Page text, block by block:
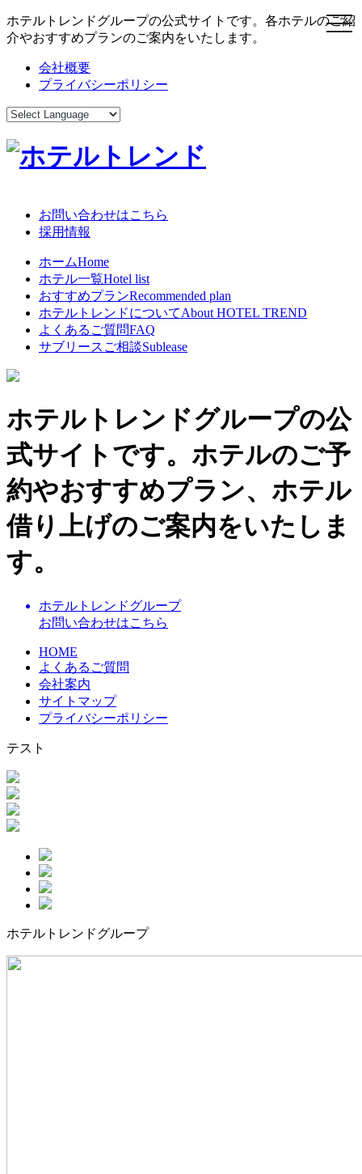
ホテルトレンドグループの公式サイトです。各ホテルのご紹
介やおすすめプランのご案内をいたします。
会社概要
プライバシーポリシー
お問い合わせはこちら
採用情報
ホームHome
ホテル一覧Hotel list
おすすめプランRecommended plan
ホテルトレンドについてAbout HOTEL TREND
よくあるご質問FAQ
サブリースご相談Sublease
ホテルトレンドグループの公
式サイトです。ホテルのご予
約やおすすめプラン、ホテル
借り上げのご案内をいたしま
す。
ホテルトレンドグループ
お問い合わせはこちら
HOME
よくあるご質問
会社案内
サイトマップ
プライバシーポリシー
テスト
ホテルトレンドグループ